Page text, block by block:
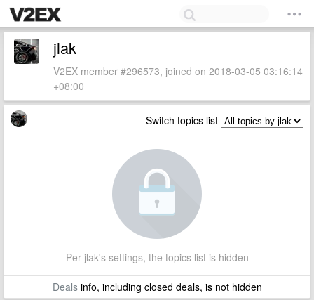
jlak
V2EX member #296573, joined on 2018-03-05 03:16:14
+08:00
Switch topics list
Per jlak's settings, the topics list is hidden
Dealsinfo, including closed deals, is not hidden